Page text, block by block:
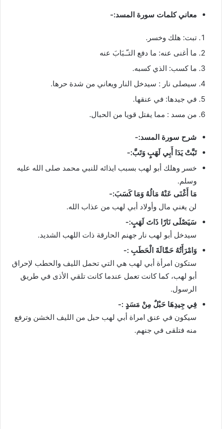
معاني كلمات سورة المسد:-
تبت: هلك وخسر.
ما أغنى عنه: ما دفع التـّـبَابَ عنه
ما كسب: الذي كسبه.
سيصلى نار : سيدخل النار ويعاني من شدة حرها.
في جيدها: في عنقها.
من مسد : مما يفتل قويا من الحبال.
شرح سورة المسد:-
تَبَّتْ يَدَا أَبِي لَهَبٍ وَتَبَّ:-
خسر وهلك أبو لهب بسبب ايذائه للنبي محمد صلى الله عليه
وسلم.
مَا أَغْنَى عَنْهُ مَالُهُ وَمَا كَسَبَ:-
لن يغني مال وأولاد أبي لهب من عذاب الله.
سَيَصْلَى نَارًا ذَاتَ لَهَبٍ:-
سيدخل أبو لهب نار جهنم الحارقة ذات اللهب الشديد.
وَامْرَأَتُهُ حَمَّالَةَ الْحَطَبِ :-
ستكون امرأة أبي لهب هي التي تحمل الليف والحطب لإحراق
أبو لهب، كما كانت تعمل عندما كانت تلقي الأذى في طريق
الرسول.
فِي جِيدِهَا حَبْلٌ مِنْ مَسَدٍ :-
سيكون في عنق امراة أبي لهب حبل من الليف الخشن وترفع
منه فتلقى في جنهم.